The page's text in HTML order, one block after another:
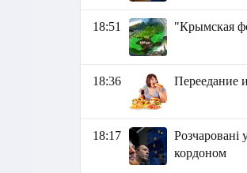
18:51 "Крымская
18:36 Переедание
18:17
Розчаровані
кордоном